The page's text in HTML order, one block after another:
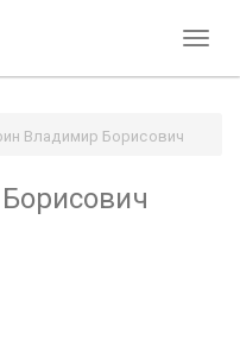
Владимир Борисович